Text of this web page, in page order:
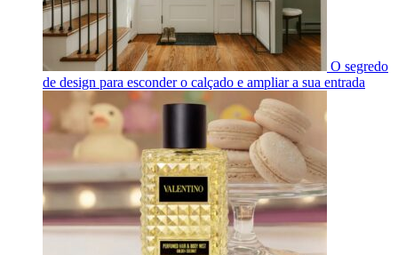
O segredo
de design para esconder o calçado e ampliar a sua entrada